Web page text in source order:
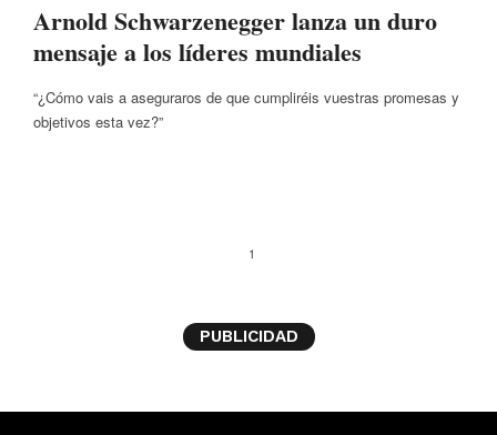
Arnold Schwarzenegger lanza un duro
mensaje a los líderes mundiales
“¿Cómo vais a aseguraros de que cumpliréis vuestras promesas y
objetivos esta vez?”
1
PUBLICIDAD